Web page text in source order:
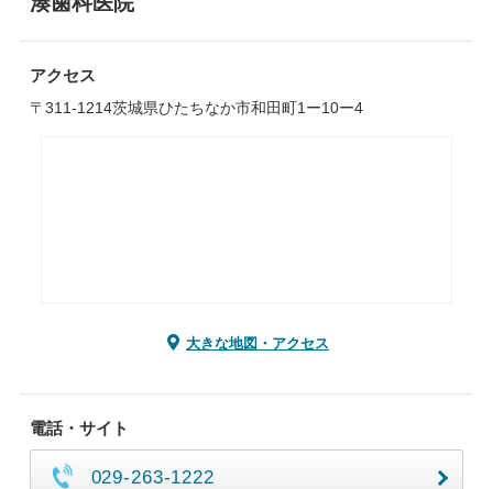
アクセス
〒311-1214茨城県ひたちなか市和田町1ー10ー4
大きな地図・アクセス
電話・サイト
029-263-1222